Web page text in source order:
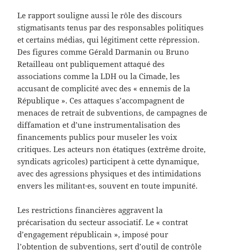
Le rapport souligne aussi le rôle des discours
stigmatisants tenus par des responsables politiques
et certains médias, qui légitiment cette répression.
Des figures comme Gérald Darmanin ou Bruno
Retailleau ont publiquement attaqué des
associations comme la LDH ou la Cimade, les
accusant de complicité avec des « ennemis de la
République ». Ces attaques s’accompagnent de
menaces de retrait de subventions, de campagnes de
diffamation et d’une instrumentalisation des
financements publics pour museler les voix
critiques. Les acteurs non étatiques (extrême droite,
syndicats agricoles) participent à cette dynamique,
avec des agressions physiques et des intimidations
envers les militant·es, souvent en toute impunité.
Les restrictions financières aggravent la
précarisation du secteur associatif. Le « contrat
d’engagement républicain », imposé pour
l’obtention de subventions, sert d’outil de contrôle